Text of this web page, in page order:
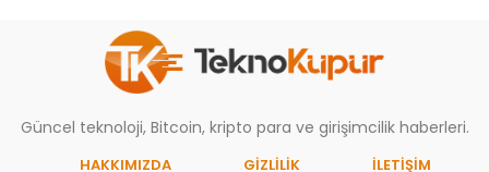
Güncel teknoloji, Bitcoin, kripto para ve girişimcilik haberleri.
HAKKIMIZDA GIZLILIK İLETİŞİM